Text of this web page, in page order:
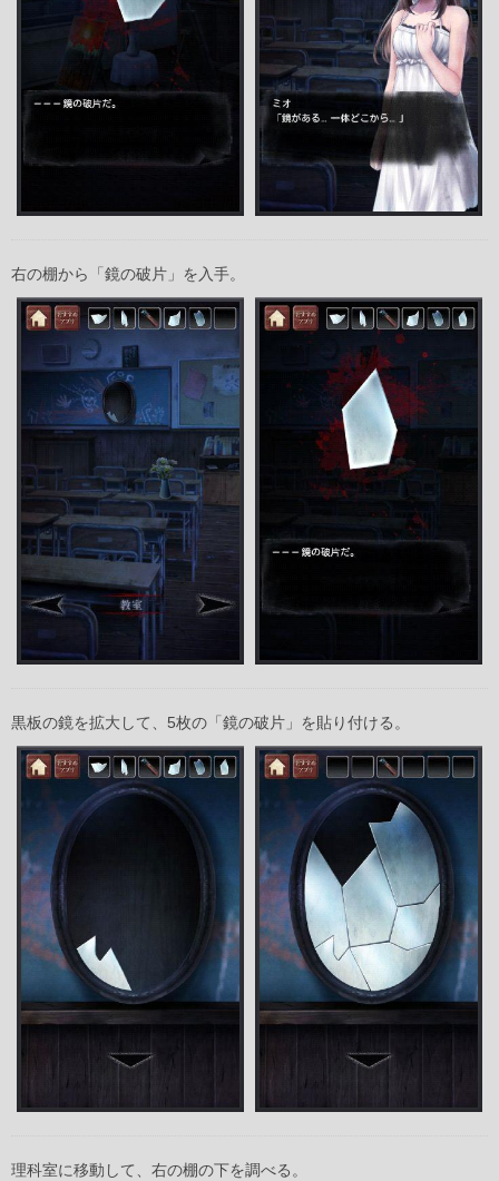
右の棚から「鏡の破片」を入手。
黒板の鏡を拡大して、5枚の「鏡の破片」を貼り付ける。
理科室に移動して、右の棚の下を調べる。